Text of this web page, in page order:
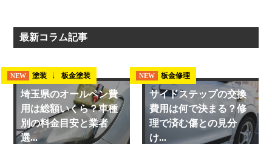
最新コラム記事
NEW 埼玉県 板金塗装
NEW 塗装
埼玉県のオールペン費
用は総額いくら？車種
別の料金目安と業者
選...
NEW 板金修理
サイドステップの交換
費用は何で決まる？修
理で済む傷との見分
け...